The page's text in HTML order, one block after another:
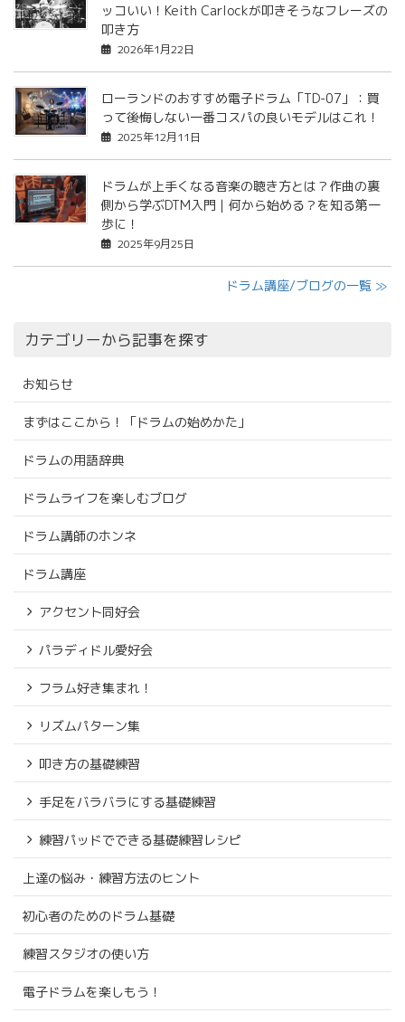
ッコいい！Keith Carlockが叩きそうなフレーズの
叩き方
2026年1月22日
ローランドのおすすめ電子ドラム「TD-07」：買
って後悔しない一番コスパの良いモデルはこれ！
2025年12月11日
ドラムが上手くなる音楽の聴き方とは？作曲の裏
側から学ぶDTM入門｜何から始める？を知る第一
歩に！
2025年9月25日
ドラム講座/ブログの一覧 ≫
カテゴリーから記事を探す
お知らせ
まずはここから！「ドラムの始めかた」
ドラムの用語辞典
ドラムライフを楽しむブログ
ドラム講師のホンネ
ドラム講座
アクセント同好会
パラディドル愛好会
フラム好き集まれ！
リズムパターン集
叩き方の基礎練習
手足をバラバラにする基礎練習
練習パッドでできる基礎練習レシピ
上達の悩み・練習方法のヒント
初心者のためのドラム基礎
練習スタジオの使い方
電子ドラムを楽しもう！